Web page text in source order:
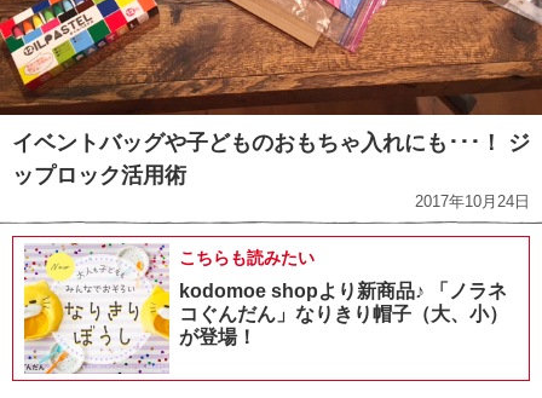
イベントバッグや子どものおもちゃ入れにも･･･！ ジ
ップロック活用術
2017年10月24日
こちらも読みたい
kodomoe shopより新商品♪ 「ノラネ
コぐんだん」なりきり帽子（大、小）
が登場！